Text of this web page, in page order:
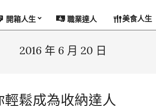
開箱人生 職業達人 美食人生
2016 年 6 月 20 日
鬆成為收納達人